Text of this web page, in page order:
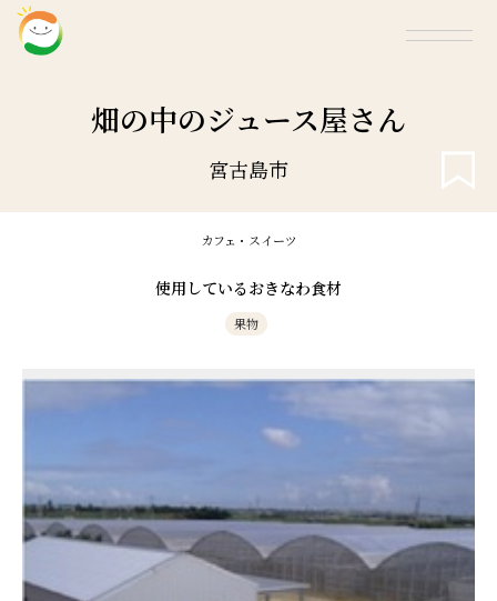
畑の中のジュース屋さん
宮古島市
カフェ・スイーツ
使用しているおきなわ食材
果物